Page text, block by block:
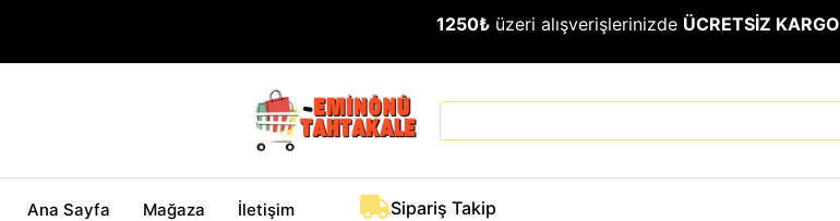
1250₺ üzeri alışverişlerinizde ÜCRETSİZ KARGO
Ana Sayfa Mağaza İletişim Sipariş Takip